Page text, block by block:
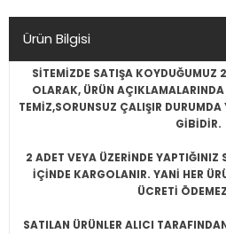
Ürün Bilgisi
SİTEMİZDE SATIŞA KOYDUĞUMUZ
OLARAK, ÜRÜN AÇIKLAMALARINDA
TEMİZ,SORUNSUZ ÇALIŞIR
GİBİDİR.
2 ADET VEYA ÜZERİNDE YAPTIĞINIZ
İÇİNDE KARGOLANIR. YANİ HER
ÜCRETİ
SATILAN ÜRÜNLER ALICI